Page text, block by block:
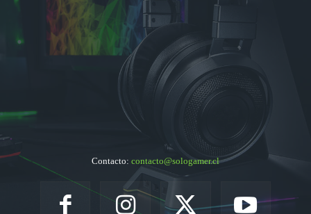
Contacto: contacto@sologamer.cl